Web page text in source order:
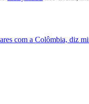
com a Colômbia, diz